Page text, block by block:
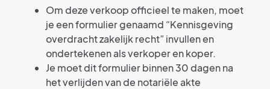
Om deze verkoop officieel te maken, moet
je een formulier genaamd “Kennisgeving
overdracht zakelijk recht” invullen en
ondertekenen als verkoper en koper.
Je moet dit formulier binnen 30 dagen na
het verlijden van de notariële akte